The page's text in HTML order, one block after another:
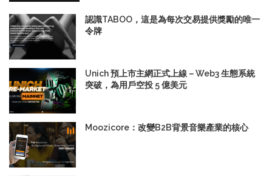
認識TABOO，這是為每次交易提供獎勵的唯一
令牌
Unich 預上市主網正式上線－Web3 生態系統
突破，為用戶空投 5 億美元
Moozicore：改變B2B背景音樂產業的核心